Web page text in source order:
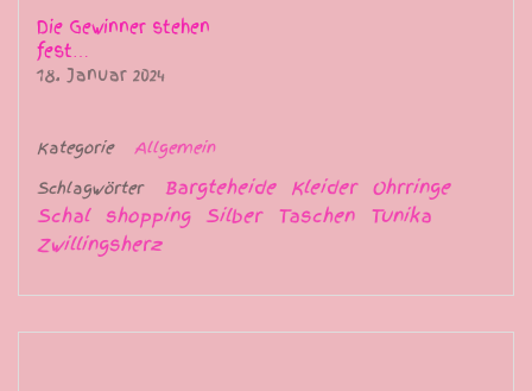
Die Gewinner stehen
fest…
18. Januar 2024
Kategorie
Allgemein
Schlagwörter
Bargteheide Kleider
Ohrringe
Schal
shopping Silber Taschen
Tunika
Zwillingsherz